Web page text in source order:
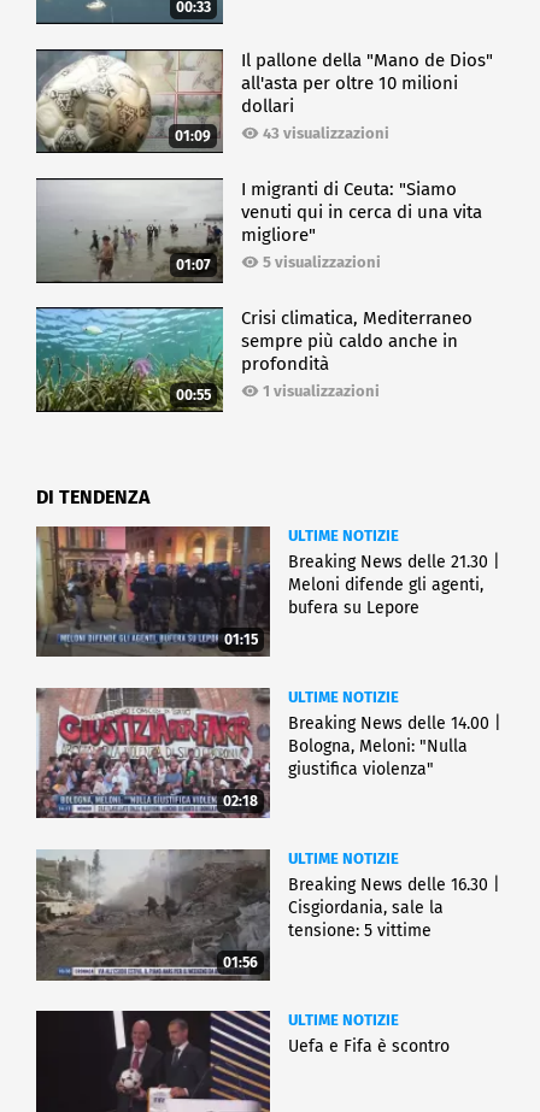
00:33
01:09
Il pallone della "Mano de Dios"
all'asta per oltre 10 milioni
dollari
43 visualizzazioni
01:07
I migranti di Ceuta: "Siamo
venuti qui in cerca di una vita
migliore"
5 visualizzazioni
00:55
Crisi climatica, Mediterraneo
sempre più caldo anche in
profondità
1 visualizzazioni
DI TENDENZA
01:15
ULTIME NOTIZIE
Breaking News delle 21.30 |
Meloni difende gli agenti,
bufera su Lepore
02:18
ULTIME NOTIZIE
Breaking News delle 14.00 |
Bologna, Meloni: "Nulla
giustifica violenza"
01:56
ULTIME NOTIZIE
Breaking News delle 16.30 |
Cisgiordania, sale la
tensione: 5 vittime
ULTIME NOTIZIE
Uefa e Fifa è scontro